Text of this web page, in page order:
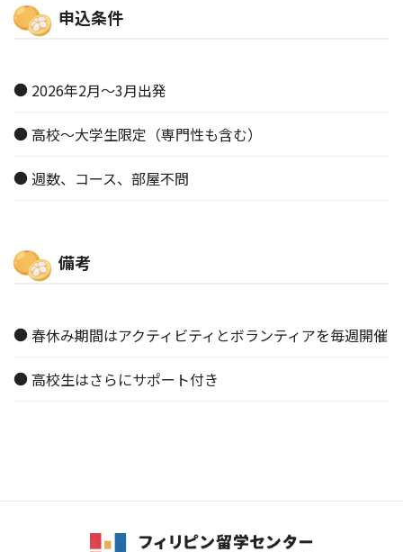
申込条件
2026年2月～3月出発
高校～大学生限定（専門性も含む）
週数、コース、部屋不問
備考
春休み期間はアクティビティとボランティアを毎週開催
高校生はさらにサポート付き